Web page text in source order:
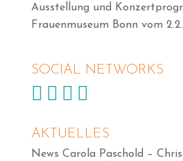
Ausstellung und
Frauenmuseum Bonn vom
SOCIAL NETWORKS
   
AKTUELLES
News Carola Paschold –